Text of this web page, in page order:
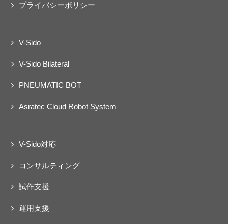
プライバシーポリシー
V-Sido
V-Sido Bilateral
PNEUMATIC BOT
Asratec Cloud Robot System
V-Sido対応
コンサルティング
試作支援
運用支援